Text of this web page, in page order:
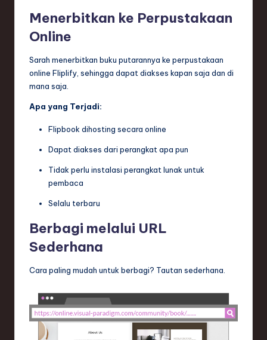
Menerbitkan ke Perpustakaan
Online
Sarah menerbitkan buku putarannya ke perpustakaan
online Fliplify, sehingga dapat diakses kapan saja dan di
mana saja.
Apa yang Terjadi:
Flipbook dihosting secara online
Dapat diakses dari perangkat apa pun
Tidak perlu instalasi perangkat lunak untuk
pembaca
Selalu terbaru
Berbagi melalui URL
Sederhana
Cara paling mudah untuk berbagi? Tautan sederhana.